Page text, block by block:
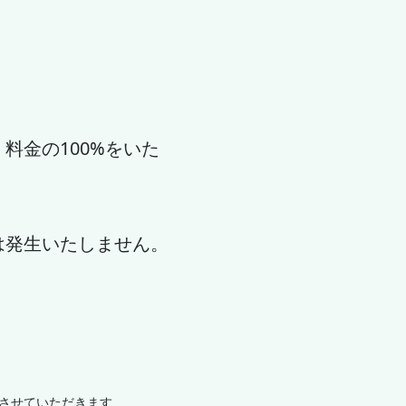
金の100%をいた
生いたしません。
せていただきます